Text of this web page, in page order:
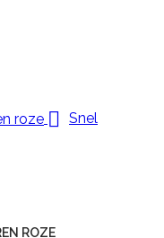
 Snel
ROZE